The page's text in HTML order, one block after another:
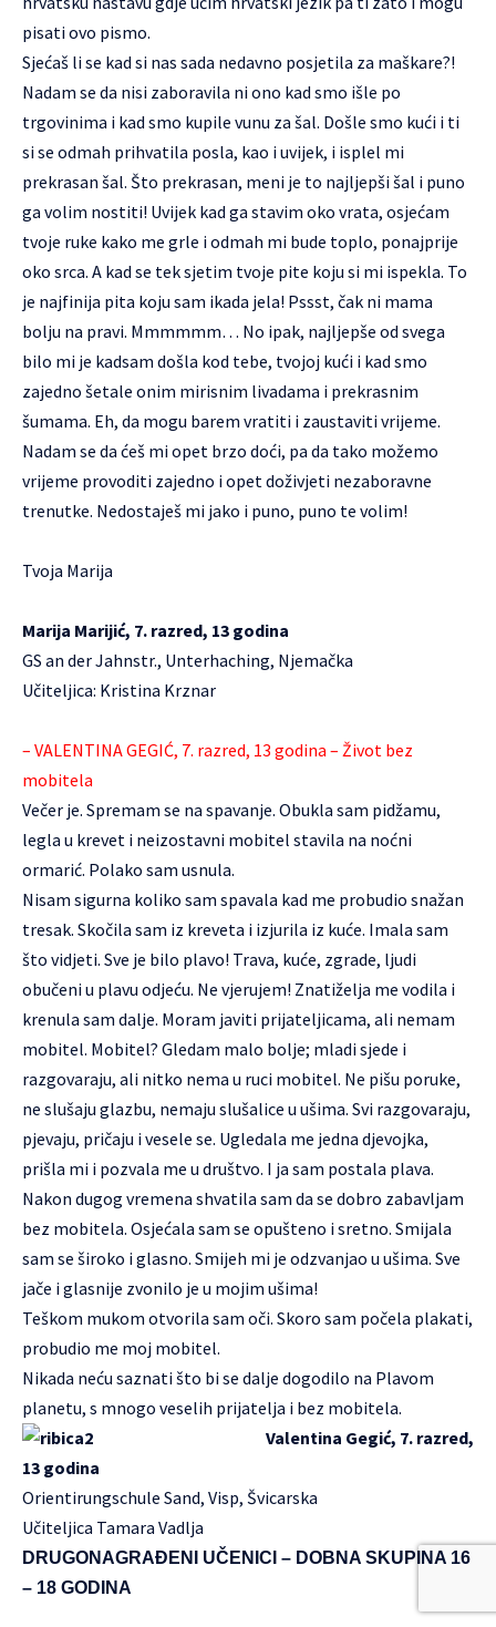
pisati ovo pismo.
Sjećaš li se kad si nas sada nedavno posjetila za maškare?!
Nadam se da nisi zaboravila ni ono kad smo išle po
trgovinima i kad smo kupile vunu za šal. Došle smo kući i ti
si se odmah prihvatila posla, kao i uvijek, i isplel mi
prekrasan šal. Što prekrasan, meni je to najljepši šal i puno
ga volim nostiti! Uvijek kad ga stavim oko vrata, osjećam
tvoje ruke kako me grle i odmah mi bude toplo, ponajprije
oko srca. A kad se tek sjetim tvoje pite koju si mi ispekla. To
je najfinija pita koju sam ikada jela! Pssst, čak ni mama
bolju na pravi. Mmmmmm… No ipak, najljepše od svega
bilo mi je kadsam došla kod tebe, tvojoj kući i kad smo
zajedno šetale onim mirisnim livadama i prekrasnim
šumama. Eh, da mogu barem vratiti i zaustaviti vrijeme.
Nadam se da ćeš mi opet brzo doći, pa da tako možemo
vrijeme provoditi zajedno i opet doživjeti nezaboravne
trenutke. Nedostaješ mi jako i puno, puno te volim!
Tvoja Marija
Marija Marijić, 7. razred, 13 godina
GS an der Jahnstr., Unterhaching, Njemačka
Učiteljica: Kristina Krznar
– VALENTINA GEGIĆ, 7. razred, 13 godina – Život bez
mobitela
Večer je. Spremam se na spavanje. Obukla sam pidžamu,
legla u krevet i neizostavni mobitel stavila na noćni
ormarić. Polako sam usnula.
Nisam sigurna koliko sam spavala kad me probudio snažan
tresak. Skočila sam iz kreveta i izjurila iz kuće. Imala sam
što vidjeti. Sve je bilo plavo! Trava, kuće, zgrade, ljudi
obučeni u plavu odjeću. Ne vjerujem! Znatiželja me vodila i
krenula sam dalje. Moram javiti prijateljicama, ali nemam
mobitel. Mobitel? Gledam malo bolje; mladi sjede i
razgovaraju, ali nitko nema u ruci mobitel. Ne pišu poruke,
ne slušaju glazbu, nemaju slušalice u ušima. Svi razgovaraju,
pjevaju, pričaju i vesele se. Ugledala me jedna djevojka,
prišla mi i pozvala me u društvo. I ja sam postala plava.
Nakon dugog vremena shvatila sam da se dobro zabavljam
bez mobitela. Osjećala sam se opušteno i sretno. Smijala
sam se široko i glasno. Smijeh mi je odzvanjao u ušima. Sve
jače i glasnije zvonilo je u mojim ušima!
Teškom mukom otvorila sam oči. Skoro sam počela plakati,
probudio me moj mobitel.
Nikada neću saznati što bi se dalje dogodilo na Plavom
planetu, s mnogo veselih prijatelja i bez mobitela.
Valentina Gegić, 7. razred,
13 godina
Orientirungschule Sand, Visp, Švicarska
Učiteljica Tamara Vadlja
DRUGONAGRAĐENI UČENICI – DOBNA SKUPINA 16
– 18 GODINA